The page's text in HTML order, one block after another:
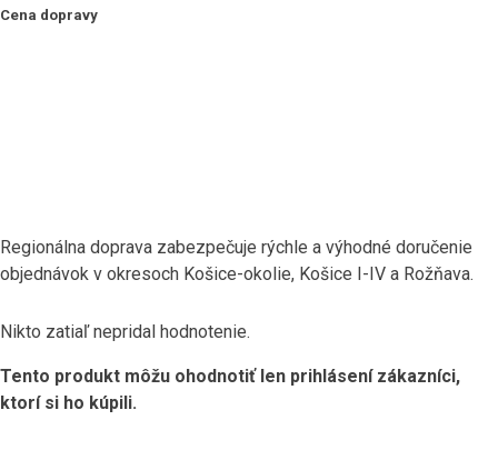
Cena dopravy
Regionálna doprava zabezpečuje rýchle a výhodné doručenie
objednávok v okresoch Košice-okolie, Košice I-IV a Rožňava.
Nikto zatiaľ nepridal hodnotenie.
Tento produkt môžu ohodnotiť len prihlásení zákazníci,
ktorí si ho kúpili.